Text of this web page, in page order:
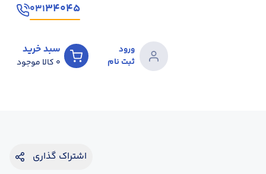
۳۴۰۴۵۰۳۱
ورود
ثبت نام
سبد خرید
0 کالا موجود
اشتراک گذاری